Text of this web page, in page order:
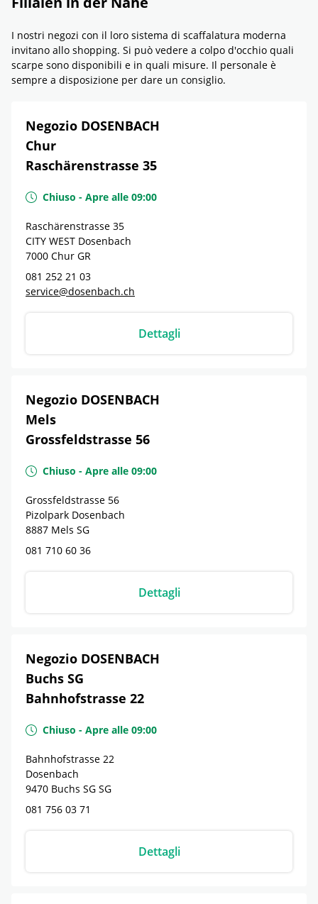
I nostri negozi con il loro sistema di scaffalatura moderna
invitano allo shopping. Si può vedere a colpo d'occhio quali
scarpe sono disponibili e in quali misure. Il personale è
sempre a disposizione per dare un consiglio.
Negozio DOSENBACH
Chur
Raschärenstrasse 35
Chiuso - Apre alle 09:00
Raschärenstrasse 35
CITY WEST Dosenbach
7000 Chur GR
081 252 21 03
service@dosenbach.ch
Dettagli
Negozio DOSENBACH
Mels
Grossfeldstrasse 56
Chiuso - Apre alle 09:00
Grossfeldstrasse 56
Pizolpark Dosenbach
8887 Mels SG
081 710 60 36
Dettagli
Negozio DOSENBACH
Buchs SG
Bahnhofstrasse 22
Chiuso - Apre alle 09:00
Bahnhofstrasse 22
Dosenbach
9470 Buchs SG SG
081 756 03 71
Dettagli